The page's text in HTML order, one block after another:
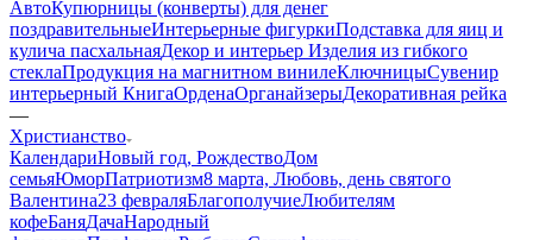
АвтоКупюрницы (конверты) для денег
поздравительныеИнтерьерные фигуркиПодставка для яиц и
кулича пасхальнаяДекор и интерьер Изделия из гибкого
стеклаПродукция на магнитном винилеКлючницыСувенир
интерьерный КнигаОрденаОрганайзерыДекоративная рейка
—
Христианство
КалендариНовый год, РождествоДом
семьяЮморПатриотизм8 марта, Любовь, день святого
Валентина23 февраляБлагополучиеЛюбителям
кофеБаняДачаНародный